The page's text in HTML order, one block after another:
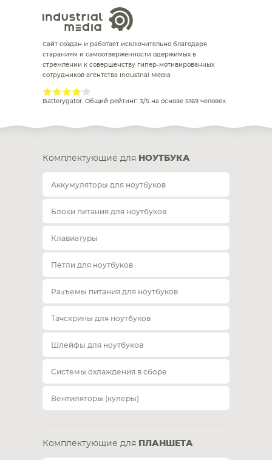
Сайт создан и работает исключительно благодаря
стараниям и самоотверженности одержимых в
стремлении к совершенству гипер-мотивированных
сотрудников агентства Industrial Media
Batterygator. Общий рейтинг: 3/5 на основе 5169 человек.
Комплектующие для НОУТБУКА
Аккумуляторы для ноутбуков
Блоки питания для ноутбуков
Клавиатуры
Петли для ноутбуков
Разъемы питания для ноутбуков
Тачскрины для ноутбуков
Шлейфы для ноутбуков
Системы охлаждения в сборе
Вентиляторы (кулеры)
Комплектующие для ПЛАНШЕТА